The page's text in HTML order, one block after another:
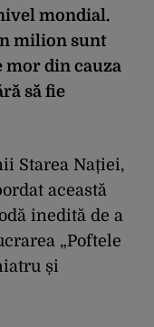
mondial.
milion sunt
mor din cauza
să fie
Starea Nației,
această
inedită de a
„Poftele
și